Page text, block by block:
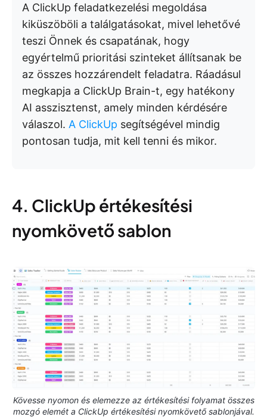
A ClickUp feladatkezelési megoldása
kiküszöböli a találgatásokat, mivel lehetővé
teszi Önnek és csapatának, hogy
egyértelmű prioritási szinteket állítsanak be
az összes hozzárendelt feladatra. Ráadásul
megkapja a ClickUp Brain-t, egy hatékony
AI asszisztenst, amely minden kérdésére
válaszol. A ClickUp segítségével mindig
pontosan tudja, mit kell tenni és mikor.
4. ClickUp értékesítési
nyomkövető sablon
Kövesse nyomon és elemezze az értékesítési folyamat összes
mozgó elemét a ClickUp értékesítési nyomkövető sablonjával.